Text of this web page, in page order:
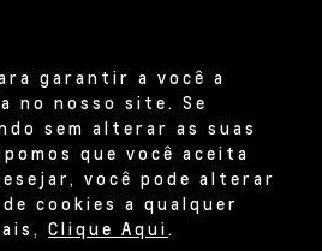
garantir a você a
no nosso site. Se
sem alterar as suas
que você aceita
você pode alterar
cookies a qualquer
Clique Aqui.